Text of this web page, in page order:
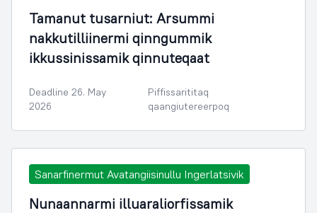
Tamanut tusarniut: Arsummi
nakkutilliinermi qinngummik
ikkussinissamik qinnuteqaat
Deadline 26. May
2026
Piffissarititaq
qaangiutereerpoq
Sanarfinermut Avatangiisinullu Ingerlatsivik
Nunaannarmi illuaraliorfissamik